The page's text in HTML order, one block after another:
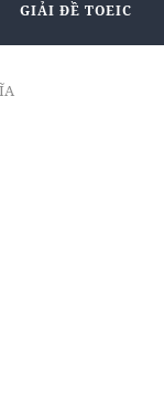
GIẢI ĐỀ TOEIC